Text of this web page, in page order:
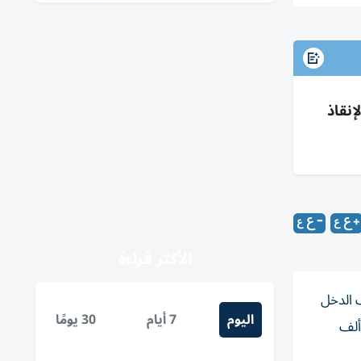
1.07 مليون درهم لإنقاذ
الدخل
وباتت زراعة رئة هي الأمل الأخير لإنقاذ حياتها، وذلك بكلفة علاجية تقدر بمليون و70 ألف
اليوم 7 أيام 30 يومًا